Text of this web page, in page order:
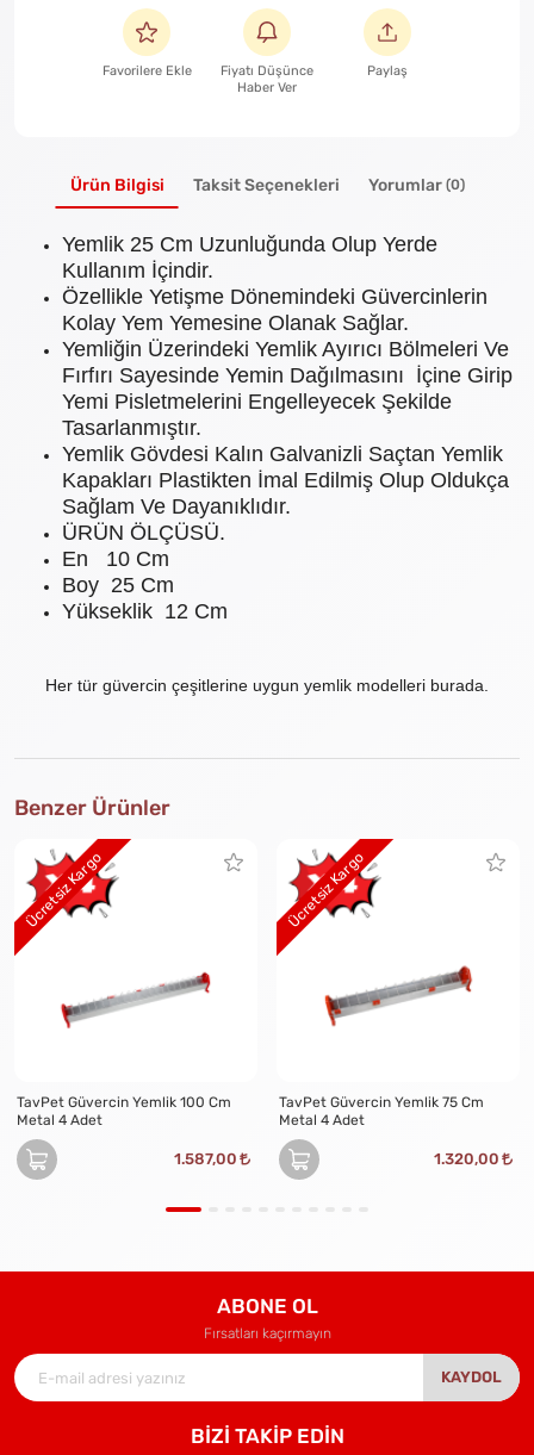
Favorilere Ekle
Fiyatı Düşünce
Haber Ver
Paylaş
Ürün Bilgisi Taksit Seçenekleri Yorumlar (0)
Yemlik 25 Cm Uzunluğunda Olup Yerde
Kullanım İçindir.
Özellikle Yetişme Dönemindeki Güvercinlerin
Kolay Yem Yemesine Olanak Sağlar.
Yemliğin Üzerindeki Yemlik Ayırıcı Bölmeleri Ve
Fırfırı Sayesinde Yemin Dağılmasını İçine Girip
Yemi Pisletmelerini Engelleyecek Şekilde
Tasarlanmıştır.
Yemlik Gövdesi Kalın Galvanizli Saçtan Yemlik
Kapakları Plastikten İmal Edilmiş Olup Oldukça
Sağlam Ve Dayanıklıdır.
ÜRÜN ÖLÇÜSÜ.
En 10 Cm
Boy 25 Cm
Yükseklik 12 Cm
Her tür güvercin çeşitlerine uygun yemlik modelleri burada.
Benzer Ürünler
Ücretsiz Kargo
TavPet Güvercin Yemlik 100 Cm
Metal 4 Adet
1.587,00
Ücretsiz Kargo
TavPet Güvercin Yemlik 75 Cm
Metal 4 Adet
1.320,00
ABONE OL
Fırsatları kaçırmayın
KAYDOL
BİZİ TAKİP EDİN